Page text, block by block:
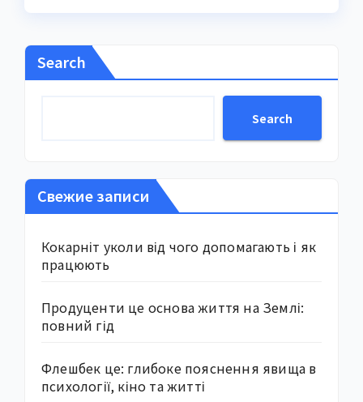
Search
Search
Свежие записи
Кокарніт уколи від чого допомагають і як
працюють
Продуценти це основа життя на Землі:
повний гід
Флешбек це: глибоке пояснення явища в
психології, кіно та житті